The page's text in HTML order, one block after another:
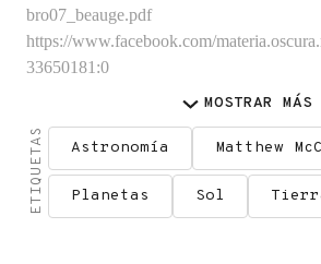
bro07_beauge.pdf
https://www.facebook.com/
33650181:0
MOSTRAR MÁS
ETIQUETAS Astronomía Matthew
Planetas Sol